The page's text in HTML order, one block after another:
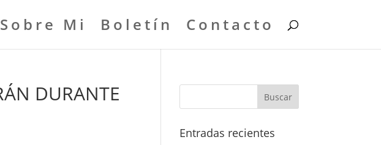
Sobre Mi Boletín Contacto
DURANTE
Entradas recientes